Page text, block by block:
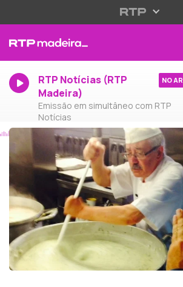
RTP Notícias (RTP
Madeira)
Emissão em simultâneo com RTP
Notícias
NO AR